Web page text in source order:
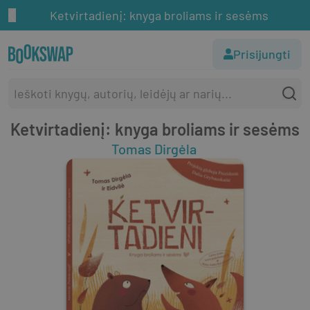
Ketvirtadienį: knyga broliams ir sesėms
Prisijungti
Ketvirtadienį: knyga broliams ir sesėms
Tomas Dirgėla